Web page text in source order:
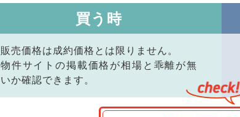
買う時
販売価格は成約価格とは限りません。
物件サイトの掲載価格が相場と乖離が無
いか確認できます。